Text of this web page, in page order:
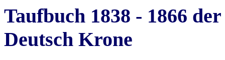
Taufbuch 1838 - 1866
Deutsch Krone